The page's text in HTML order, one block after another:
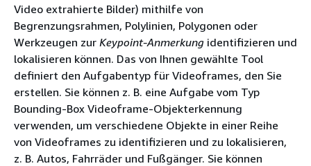
Video extrahierte Bilder) mithilfe von
Begrenzungsrahmen, Polylinien, Polygonen oder
Werkzeugen zur Keypoint-Anmerkung identifizieren und
lokalisieren können. Das von Ihnen gewählte Tool
definiert den Aufgabentyp für Videoframes, den Sie
erstellen. Sie können z. B. eine Aufgabe vom Typ
Bounding-Box Videoframe-Objekterkennung
verwenden, um verschiedene Objekte in einer Reihe
von Videoframes zu identifizieren und zu lokalisieren,
z. B. Autos, Fahrräder und Fußgänger. Sie können